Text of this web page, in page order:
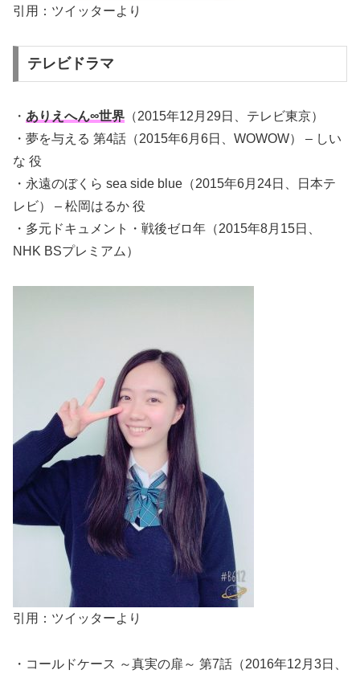
引用：ツイッターより
テレビドラマ
・ ありえへん∞世界 （2015年12月29日、テレビ東京）
・夢を与える 第4話（2015年6月6日、WOWOW） – しい
な 役
・永遠のぼくら sea side blue（2015年6月24日、日本テ
レビ） – 松岡はるか 役
・多元ドキュメント・戦後ゼロ年（2015年8月15日、
NHK BSプレミアム）
引用：ツイッターより
・コールドケース ～真実の扉～ 第7話（2016年12月3日、